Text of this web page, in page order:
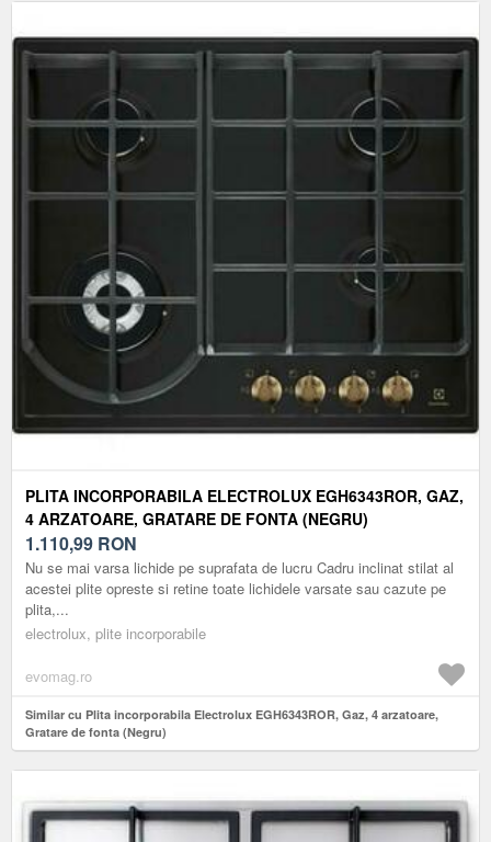
PLITA INCORPORABILA ELECTROLUX EGH6343ROR, GAZ,
4 ARZATOARE, GRATARE DE FONTA (NEGRU)
1.110,99 RON
Nu se mai varsa lichide pe suprafata de lucru Cadru inclinat stilat al
acestei plite opreste si retine toate lichidele varsate sau cazute pe
plita,...
electrolux, plite incorporabile
evomag.ro
Similar cu Plita incorporabila Electrolux EGH6343ROR, Gaz, 4 arzatoare,
Gratare de fonta (Negru)